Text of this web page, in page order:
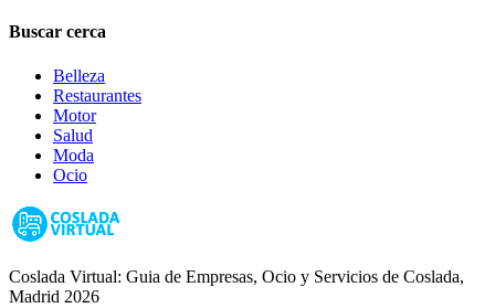
Buscar cerca
Belleza
Restaurantes
Motor
Salud
Moda
Ocio
Coslada Virtual: Guia de Empresas, Ocio y Servicios de Coslada,
Madrid 2026